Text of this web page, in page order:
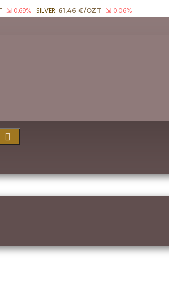
-0.69 SILVER: 61,46 € -0.06
& Delivery